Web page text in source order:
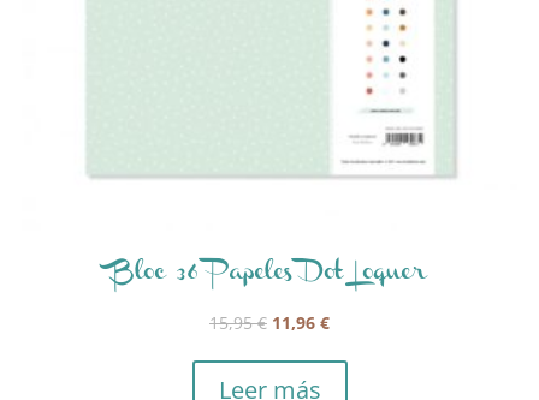
Bloc 36 Papeles Dot Loquer
15,95€ El
original
11,96 €El
Leer más